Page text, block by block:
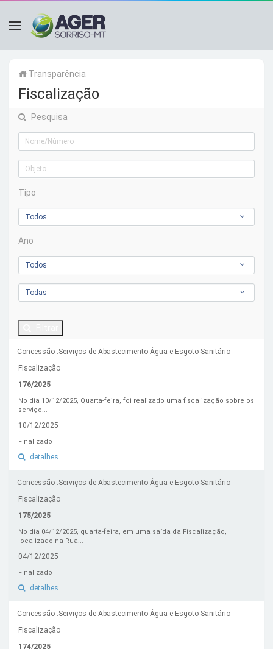
Transparência
Fiscalização
Pesquisa
Tipo
Todos
Ano
Todos
Todas
Concessão :Serviços de Abastecimento Água e Esgoto Sanitário
Fiscalização
176/2025
No dia 10/12/2025, Quarta-feira, foi realizado uma fiscalização sobre os
serviço...
10/12/2025
Finalizado
detalhes
Concessão :Serviços de Abastecimento Água e Esgoto Sanitário
Fiscalização
175/2025
No dia 04/12/2025, quarta-feira, em uma saída da Fiscalização,
localizado na Rua...
04/12/2025
Finalizado
detalhes
Concessão :Serviços de Abastecimento Água e Esgoto Sanitário
Fiscalização
174/2025